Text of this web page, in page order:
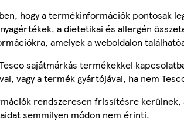
hogy a termékinformációk pontosak
a dietetikai és allergén
amelyek a weboldalon
sajátmárkás termékekkel
vagy a termék gyártójával, ha nem
rendszeresen frissítésre
semmilyen módon nem érinti.